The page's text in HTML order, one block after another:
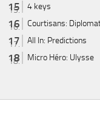
4 keys
Courtisans:
All In: Predictions
Micro Héro: Ulysse